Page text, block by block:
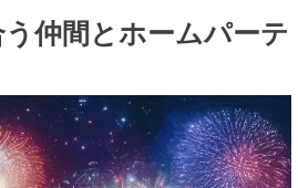
仲間とホームパーテ